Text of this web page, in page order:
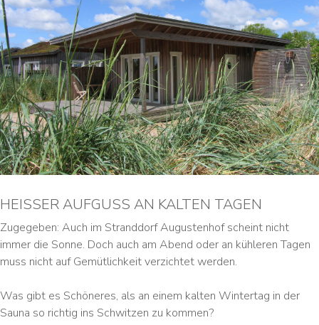
HEISSER AUFGUSS AN KALTEN TAGEN
Zugegeben: Auch im Stranddorf Augustenhof scheint nicht
immer die Sonne. Doch auch am Abend oder an kühleren Tagen
muss nicht auf Gemütlichkeit verzichtet werden.
Was gibt es Schöneres, als an einem kalten Wintertag in der
Sauna so richtig ins Schwitzen zu kommen?